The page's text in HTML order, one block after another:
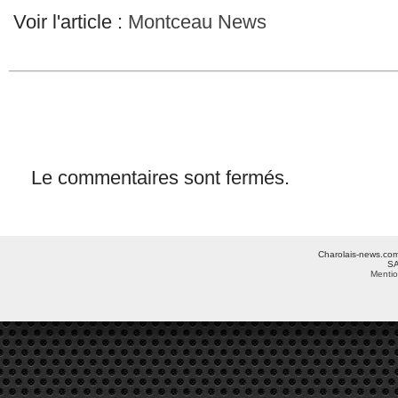
Voir l'article : Montceau News
Le commentaires sont fermés.
Charolais-